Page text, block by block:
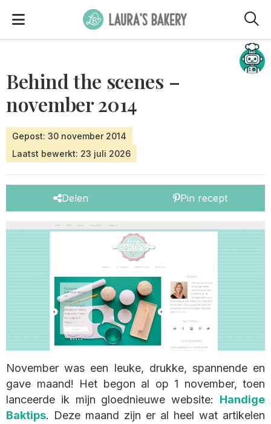
Behind the scenes –
november 2014
Gepost: 30 november 2014
Laatst bewerkt: 23 juli 2026
Delen Pin recept
November was een leuke, drukke, spannende en
gave maand! Het begon al op 1 november, toen
lanceerde ik mijn gloednieuwe website: Handige
Baktips. Deze maand zijn er al heel wat artikelen